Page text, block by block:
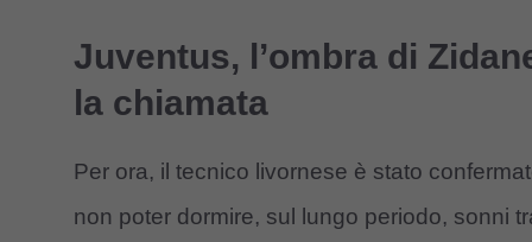
Juventus, l’ombra di
la chiamata
Per ora, il tecnico livornese è stato
non poter dormire, sul lungo periodo, sonni